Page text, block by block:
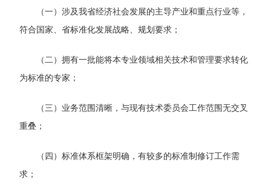
（一）涉及我省经济社会发展的主导产业和重点行业等，
符合国家、省标准化发展战略、规划要求；
（二）拥有一批能将本专业领域相关技术和管理要求转化
为标准的专家；
（三）业务范围清晰，与现有技术委员会工作范围无交叉
重叠；
（四）标准体系框架明确，有较多的标准制修订工作需
求；